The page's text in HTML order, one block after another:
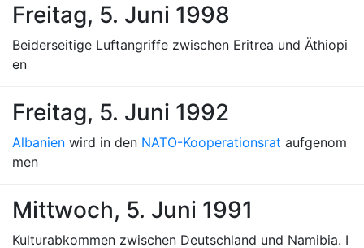
Freitag, 5. Juni 1998
Beiderseitige Luftangriffe zwischen Eritrea und Äthiopi
en
Freitag, 5. Juni 1992
Albanien wird in den NATO-Kooperationsrat aufgenom
men
Mittwoch, 5. Juni 1991
Kulturabkommen zwischen Deutschland und Namibia. I